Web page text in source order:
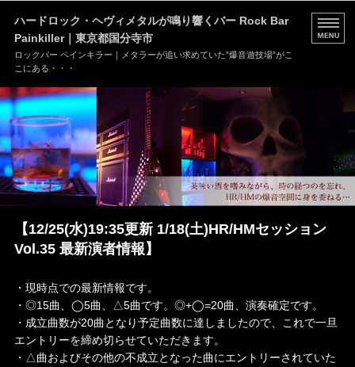
ハードロック・ヘヴィメタルが鳴り響くバー Rock Bar
Painkiller｜東京都国分寺市
ロックバー ペインキラー｜メタラーが追い求めていた”爆音遊技場”がこ
こにある・・・
HOME
MENU
店舗情報
ブログ
お問い合わせ
【12/25(水)19:35更新 1/18(土)HR/HMセッション
Vol.35 最新演者情報】
・現時点での最新情報です。
・◎15曲、◯5曲、△5曲です。◎+◯=20曲、演奏確定です。
・成立曲数が20曲となり予定曲数に達しましたので、これで一旦
エントリーを締め切らせていただきます。
・△曲およびその他の不成立となった曲にエントリーされていた